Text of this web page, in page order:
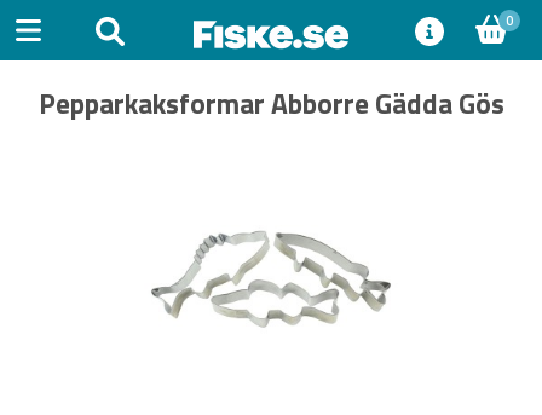
0
Pepparkaksformar Abborre Gädda Gös